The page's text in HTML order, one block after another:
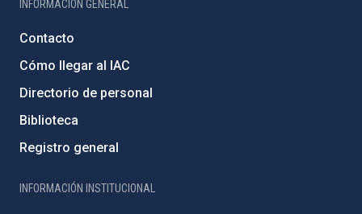
INFORMACIÓN GENERAL
Contacto
Cómo llegar al IAC
Directorio de personal
Biblioteca
Registro general
INFORMACIÓN INSTITUCIONAL